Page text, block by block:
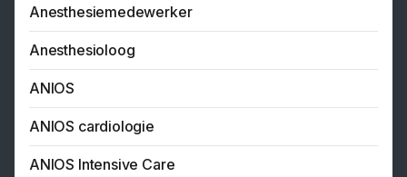
Anesthesiemedewerker
Anesthesioloog
ANIOS
ANIOS cardiologie
ANIOS Intensive Care